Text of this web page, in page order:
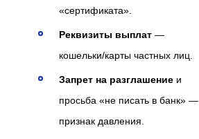
«сертификата».
Реквизиты выплат —
кошельки/карты частных лиц.
Запрет на разглашение и
просьба «не писать в банк» —
признак давления.